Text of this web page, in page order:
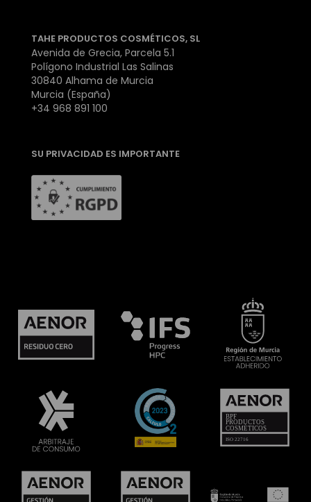
TAHE PRODUCTOS COSMÉTICOS, SL
Avenida de Grecia, Parcela 5.1
Polígono Industrial Las Salinas
30840 Alhama de Murcia
Murcia (España)
+34 968 891 100
SU PRIVACIDAD ES IMPORTANTE